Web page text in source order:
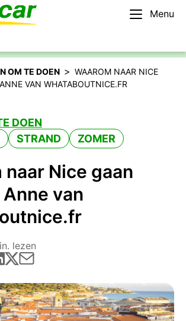
Menu
OM TE DOEN > WAAROM NAAR NICE
VAN WHATABOUTNICE.FR
DOEN
STRAND ZOMER
naar Nice gaan
van
lezen